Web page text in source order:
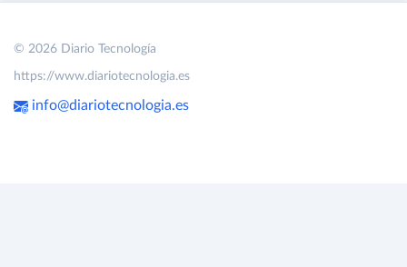
© 2026 Diario Tecnología
https://www.diariotecnologia.es
info@diariotecnologia.es